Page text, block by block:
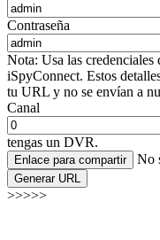
Contraseña
Nota: Usa las credenciales
iSpyConnect. Estos
tu URL y no se envían a
Canal
tengas un DVR.
Enlace para compartir No
Generar URL
>>>>>